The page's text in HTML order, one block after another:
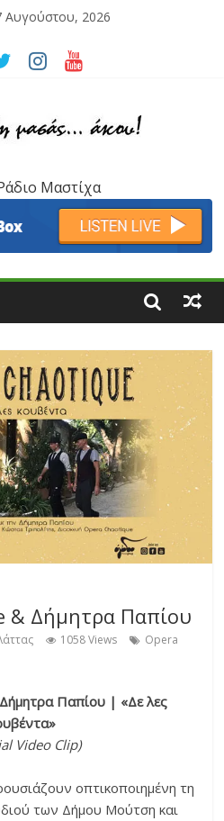
Αυγούστου, 2026
& Γιώργος Στρατάκης
Μαστίχα
& Δήμητρα Παπίου
1058 Views
Opera
Παπίου | «Δε λες
Video Clip)
οπτικοποιημένη τη
των Δήμου Μούτση και